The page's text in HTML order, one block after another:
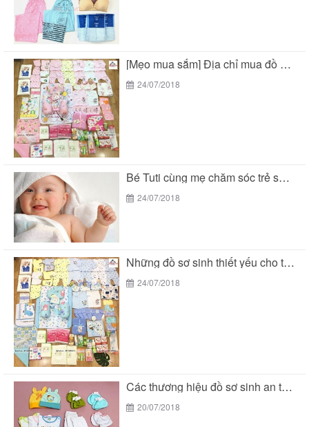
[Mẹo mua sắm] Địa chỉ mua đồ sơ sinh...
24/07/2018
Bé Tuti cùng mẹ chăm sóc trẻ sơ sinh...
24/07/2018
Những đồ sơ sinh thiết yếu cho trẻ sơ...
24/07/2018
Các thương hiệu đồ sơ sinh an toàn cho...
20/07/2018